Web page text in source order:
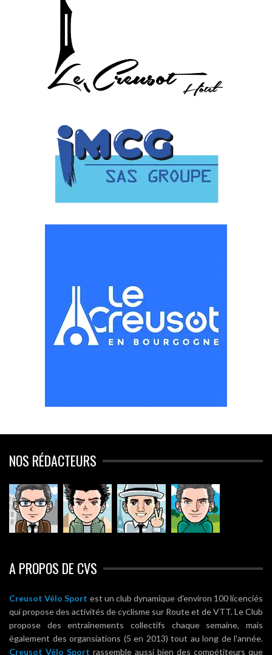
NOS RÉDACTEURS
A PROPOS DE CVS
Creusot Vélo Sport est un club dynamique d'environ 100 licenciés
qui propose des activités de cyclisme sur Route et de VTT. Le Club
propose des entraînements collectifs chaque semaine, mais
également des organsiations (5 en 2013) tout au long de l'année.
Creusot Vélo Sport rassemble aussi bien des compétiteurs que